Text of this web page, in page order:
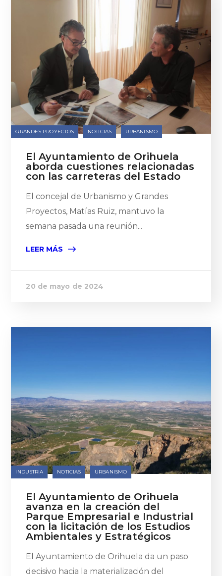
GRANDES PROYECTOS NOTICIAS URBANISMO
El Ayuntamiento de Orihuela
aborda cuestiones relacionadas
con las carreteras del Estado
El concejal de Urbanismo y Grandes
Proyectos, Matías Ruiz, mantuvo la
semana pasada una reunión...
LEER MÁS
20 de mayo de 2024
INDUSTRIA NOTICIAS URBANISMO
El Ayuntamiento de Orihuela
avanza en la creación del
Parque Empresarial e Industrial
con la licitación de los Estudios
Ambientales y Estratégicos
El Ayuntamiento de Orihuela da un paso
decisivo hacia la materialización del